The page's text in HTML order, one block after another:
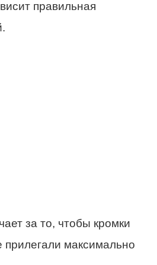
правильная
за то, чтобы кромки
прилегали максимально